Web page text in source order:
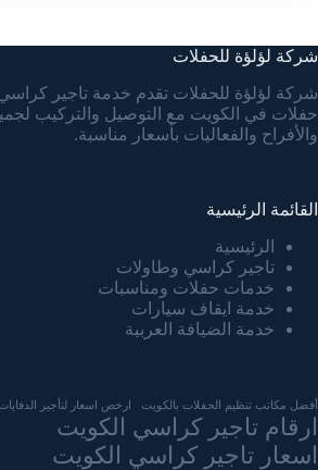
شركة لؤلؤة للحفلات
شركة لؤلؤة للحفلات تقدم خدمة تاجير
حفلات في الكويت مع التوصيل والتركيب
والأفراح والفعاليات بأسعار مناسبة.
القائمة الرئيسية
الرئيسية
تاجير كراسي وطاولات
خدمات حفلات ومناسبات
خدمة ايقاف سيارات
خدمة الضيافة العربية
أفضل مكاتب تنظيم الحفلات بالكويت ارخص اسعار لتأجير
ارقام تاجير كراسي الكويت
اسعار تاجير كراسي الكويت